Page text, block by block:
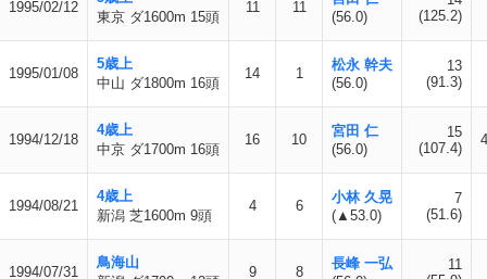
1995/02/12
東京 ダ1600m 15頭
11 11
(56.0)
(125.2)
1995/01/08
5歳上
中山 ダ1800m 16頭
14 1
松永 幹夫
(56.0)
13
(91.3)
1994/12/18
4歳上
中京 ダ1700m 16頭
16 10
宮田 仁
(56.0)
15
(107.4)
1994/08/21
4歳上
新潟 芝1600m 9頭
4 6
小林 久晃
(▲53.0)
7
(51.6)
1994/07/31
鳥海山
9 8
長峰 一弘
11